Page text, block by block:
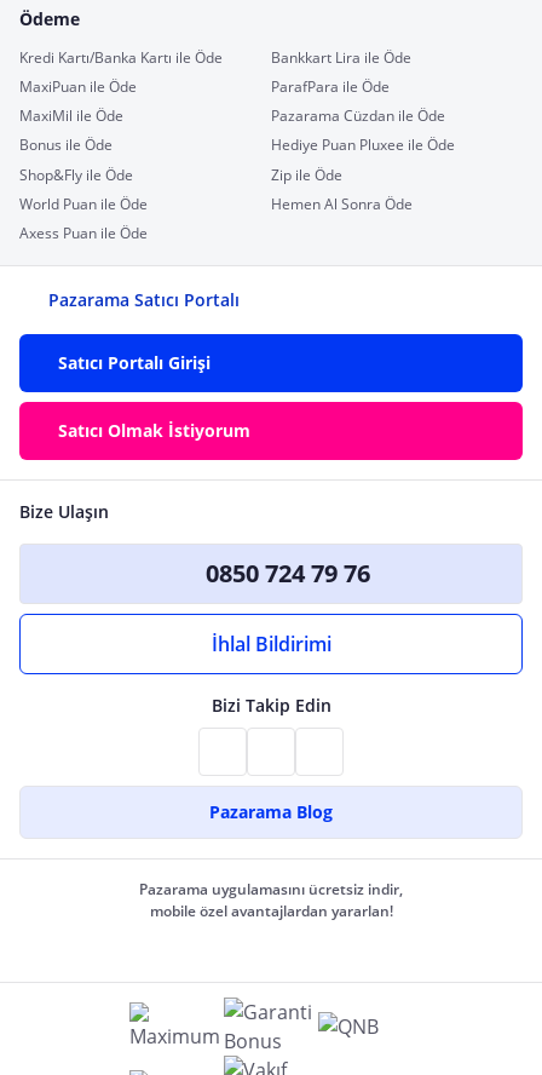
Ödeme
Kredi Kartı/Banka Kartı ile Öde
Bankkart Lira ile Öde
MaxiPuan ile Öde
ParafPara ile Öde
MaxiMil ile Öde
Pazarama Cüzdan ile Öde
Bonus ile Öde
Hediye Puan Pluxee ile Öde
Shop&Fly ile Öde
Zip ile Öde
World Puan ile Öde
Hemen Al Sonra Öde
Axess Puan ile Öde
Pazarama Satıcı Portalı
Satıcı Portalı Girişi
Satıcı Olmak İstiyorum
Bize Ulaşın
0850 724 79 76
İhlal Bildirimi
Bizi Takip Edin
Pazarama Blog
Pazarama uygulamasını ücretsiz indir,
mobile özel avantajlardan yararlan!